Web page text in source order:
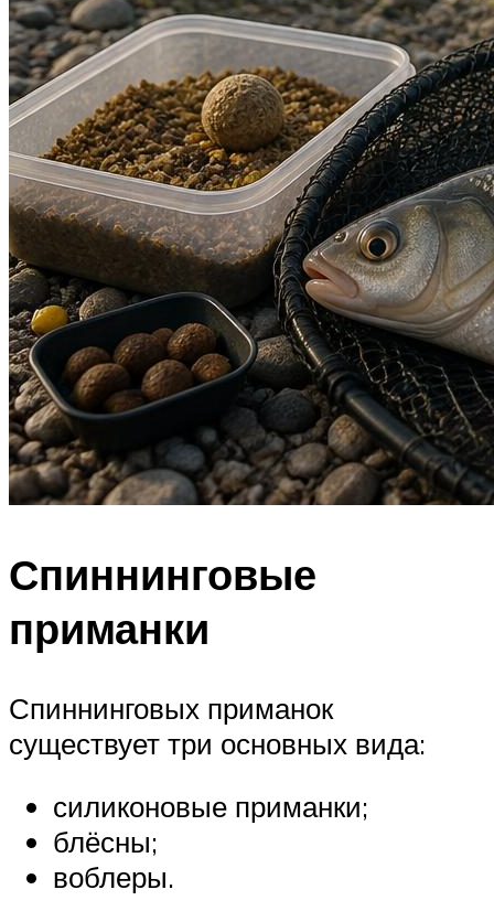
Спиннинговые
приманки
Спиннинговых приманок
существует три основных вида:
силиконовые приманки;
блёсны;
воблеры.